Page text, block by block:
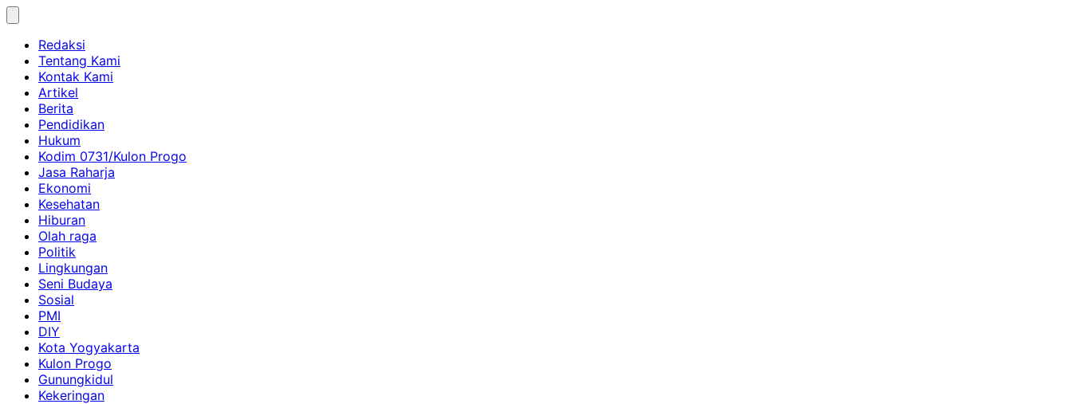
Skip
contentRedaksi
Tentang Kami
Kontak Kami
Artikel
Berita
Pendidikan
Hukum
Kodim 0731/Kulon Progo
Jasa Raharja
Ekonomi
Kesehatan
Hiburan
Olah raga
Politik
Lingkungan
Seni Budaya
Sosial
PMI
DIY
Kota Yogyakarta
Kulon Progo
Gunungkidul
Kekeringan